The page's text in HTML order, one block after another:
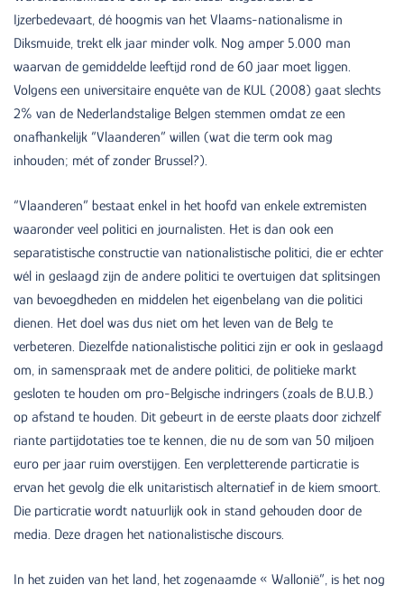
Ijzerbedevaart, dé hoogmis van het Vlaams-nationalisme in
Diksmuide, trekt elk jaar minder volk. Nog amper 5.000 man
waarvan de gemiddelde leeftijd rond de 60 jaar moet liggen.
Volgens een universitaire enquête van de KUL (2008) gaat slechts
2% van de Nederlandstalige Belgen stemmen omdat ze een
onafhankelijk “Vlaanderen” willen (wat die term ook mag
inhouden; mét of zonder Brussel?).
“Vlaanderen” bestaat enkel in het hoofd van enkele extremisten
waaronder veel politici en journalisten. Het is dan ook een
separatistische constructie van nationalistische politici, die er echter
wél in geslaagd zijn de andere politici te overtuigen dat splitsingen
van bevoegdheden en middelen het eigenbelang van die politici
dienen. Het doel was dus niet om het leven van de Belg te
verbeteren. Diezelfde nationalistische politici zijn er ook in geslaagd
om, in samenspraak met de andere politici, de politieke markt
gesloten te houden om pro-Belgische indringers (zoals de B.U.B.)
op afstand te houden. Dit gebeurt in de eerste plaats door zichzelf
riante partijdotaties toe te kennen, die nu de som van 50 miljoen
euro per jaar ruim overstijgen. Een verpletterende particratie is
ervan het gevolg die elk unitaristisch alternatief in de kiem smoort.
Die particratie wordt natuurlijk ook in stand gehouden door de
media. Deze dragen het nationalistische discours.
In het zuiden van het land, het zogenaamde « Wallonië”, is het nog